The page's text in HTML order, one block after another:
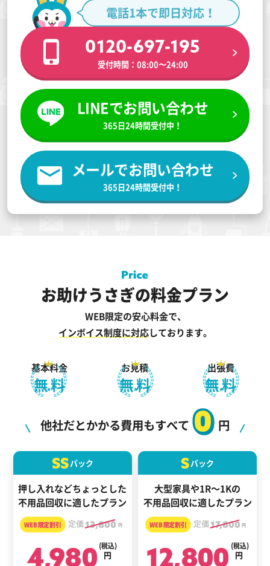
電話1本で即日対応！
0120-697-195
受付時間：08:00〜24:00
LINEでお問い合わせ
365日24時間受付中！
メールでお問い合わせ
365日24時間受付中！
お助けうさぎの料金プラン
WEB限定の安心料金で、
インボイス制度に対応しております。
基本料金
無料
お見積
無料
出張費
無料
他社だとかかる費用もすべて
0
円
SSパック
押し入れなどちょっとした
不用品回収に適したプラン
定価13,800 円
4,980 円
(税込)
Sパック
大型家具や1R～1Kの
不用品回収に適したプラン
定価17,800 円
12,800 円
(税込)